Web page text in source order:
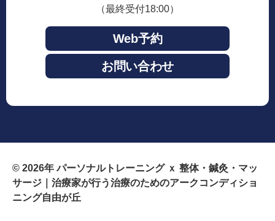
（最終受付18:00）
Web予約
お問い合わせ
© 2026年パーソナルトレーニング ｘ 整体・鍼灸・マッ
サージ｜治療家が行う治療のためのアークコンディショ
ニング自由が丘